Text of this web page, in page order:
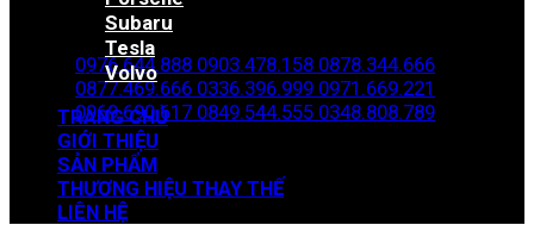
Hotline đặt hàng
0976.644.888 0903.478.158 0878.344.666
0877.469.666 0336.396.999 0971.669.221
0969.690.617 0849.544.555 0348.808.789
Zalo đặt hàng
Subaru
Tesla
Volvo
TRANG CHỦ
GIỚI THIỆU
SẢN PHẨM
THƯƠNG HIỆU THAY THẾ
LIÊN HỆ